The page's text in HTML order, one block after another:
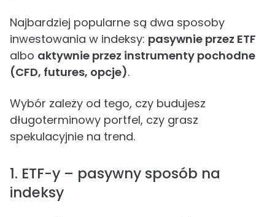
Najbardziej popularne są dwa sposoby
inwestowania w indeksy: pasywnie przez ETF
albo aktywnie przez instrumenty pochodne
(CFD, futures, opcje).
Wybór zależy od tego, czy budujesz
długoterminowy portfel, czy grasz
spekulacyjnie na trend.
1. ETF-y – pasywny sposób na
indeksy